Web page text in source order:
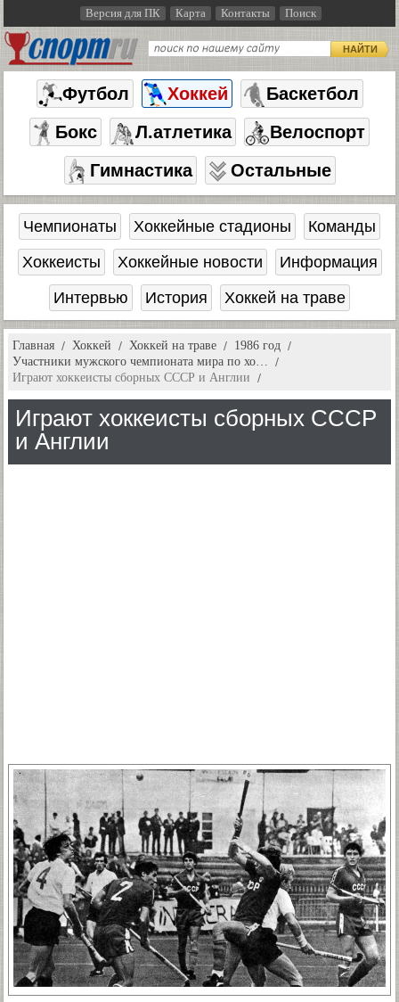
Версия для ПК Карта Контакты Поиск
НАЙТИ
Футбол Хоккей
Баскетбол
Бокс
Л.атлетика
Велоспорт
Гимнастика
Остальные
Чемпионаты Хоккейные стадионы
Команды
Хоккеисты
Хоккейные новости
Информация
Интервью
История Хоккей на траве
Главная Хоккей Хоккей на траве
1986 год
Участники мужского чемпионата мира по хо…
Играют хоккеисты сборных СССР и Англии
Играют хоккеисты сборных СССР
и Англии